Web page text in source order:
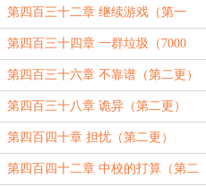
第四百三十二章 继续游戏（第一
更）
第四百三十四章 一群垃圾（7000
字）
第四百三十六章 不靠谱（第二更）
第四百三十八章 诡异（第二更）
第四百四十章 担忧（第二更）
第四百四十二章 中校的打算（第二